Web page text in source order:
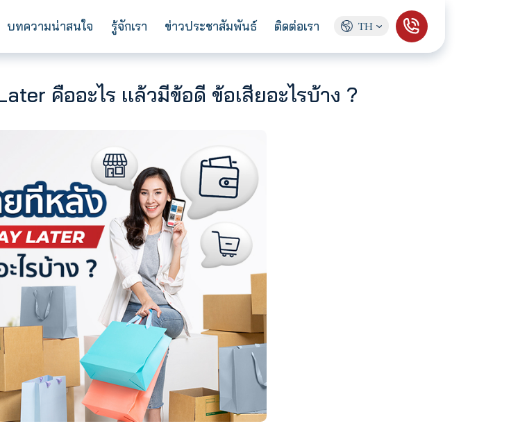
บริการลูกค้า บทความน่าสนใจ รู้จักเรา ข่าวประชาสัมพันธ์ ติดต่อเรา
Later คืออะไร เเล้วมีข้อดี ข้อเสียอะไรบ้าง ?